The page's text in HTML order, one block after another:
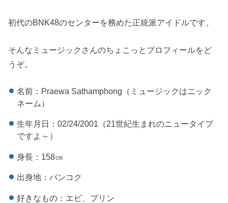
初代のBNK48のセンターを務めた正統派アイドルです。
そんなミュージックさんのちょこっとプロフィールをど
うぞ。
名前：Praewa Sathamphong（ミュージックはニック
ネーム）
生年月日：02/24/2001（21世紀生まれのニュータイプ
ですよ～）
身長：158㎝
出身地：バンコク
好きなもの：エビ、プリン